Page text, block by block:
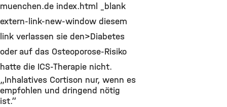
muenchen.de index.html _blank
extern-link-new-window diesem
link verlassen sie den>Diabetes
oder auf das Osteoporose-Risiko
hatte die ICS-Therapie nicht.
„Inhalatives Cortison nur, wenn es
empfohlen und dringend nötig
ist.“